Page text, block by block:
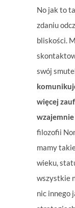
No jak to
zdaniu
bliskości.
swój
więcej
wzajemnie
filozofii
mamy
wieku,
wszystkie
nic innego